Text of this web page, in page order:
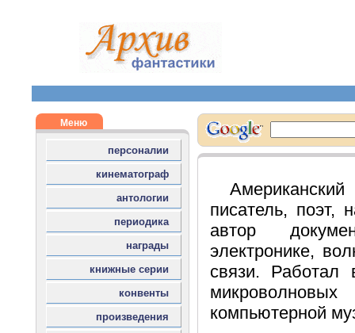
писатель, поэт,
автор
электронике,
связи. Работал
компьютерной